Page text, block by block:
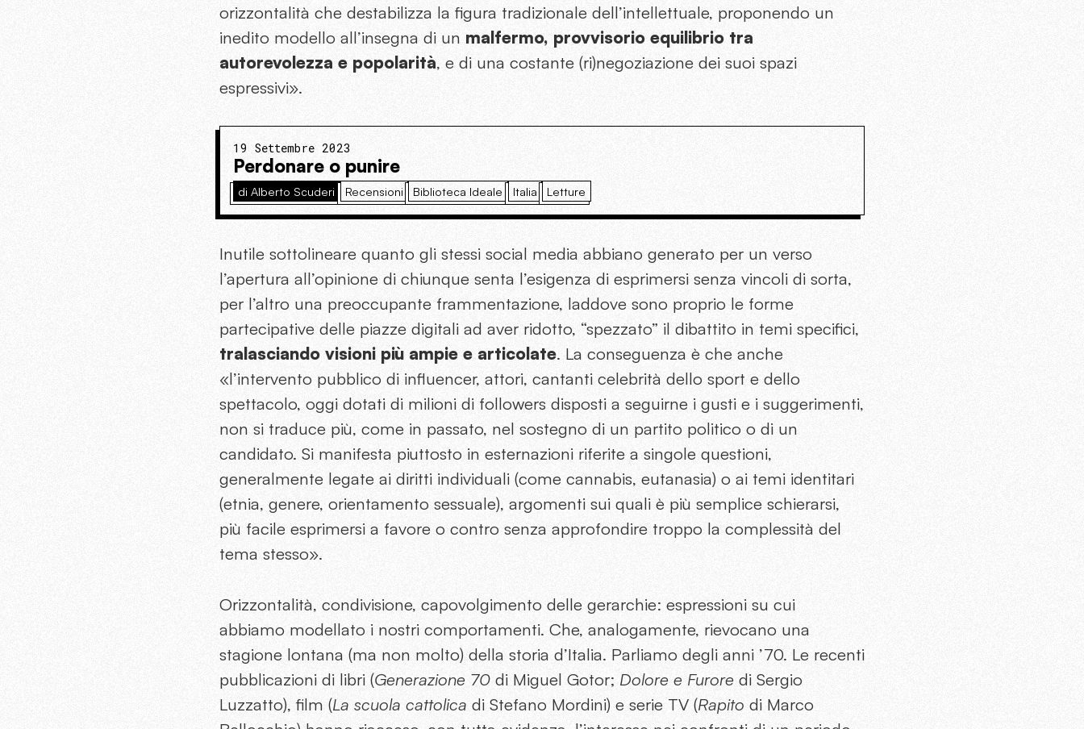
orizzontalità che destabilizza la figura tradizionale dell’intellettuale, proponendo un
inedito modello all’insegna di un malfermo, provvisorio equilibrio tra
autorevolezza e popolarità, e di una costante (ri)negoziazione dei suoi spazi
espressivi».
19 Settembre 2023
Perdonare o punire
di Alberto Scuderi Recensioni Biblioteca Ideale Italia Letture
Inutile sottolineare quanto gli stessi social media abbiano generato per un verso
l’apertura all’opinione di chiunque senta l’esigenza di esprimersi senza vincoli di sorta,
per l’altro una preoccupante frammentazione, laddove sono proprio le forme
partecipative delle piazze digitali ad aver ridotto, “spezzato” il dibattito in temi specifici,
tralasciando visioni più ampie e articolate. La conseguenza è che anche
«l’intervento pubblico di influencer, attori, cantanti celebrità dello sport e dello
spettacolo, oggi dotati di milioni di followers disposti a seguirne i gusti e i suggerimenti,
non si traduce più, come in passato, nel sostegno di un partito politico o di un
candidato. Si manifesta piuttosto in esternazioni riferite a singole questioni,
generalmente legate ai diritti individuali (come cannabis, eutanasia) o ai temi identitari
(etnia, genere, orientamento sessuale), argomenti sui quali è più semplice schierarsi,
più facile esprimersi a favore o contro senza approfondire troppo la complessità del
tema stesso».
Orizzontalità, condivisione, capovolgimento delle gerarchie: espressioni su cui
abbiamo modellato i nostri comportamenti. Che, analogamente, rievocano una
stagione lontana (ma non molto) della storia d’Italia. Parliamo degli anni ’70. Le recenti
pubblicazioni di libri (Generazione 70 di Miguel Gotor; Dolore e Furore di Sergio
Luzzatto), film (La scuola cattolica di Stefano Mordini) e serie TV (Rapito di Marco